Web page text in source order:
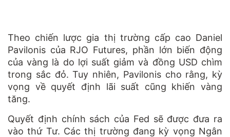
Theo chiến lược gia thị trường cấp cao Daniel
Pavilonis của RJO Futures, phần lớn biến động
của vàng là do lợi suất giảm và đồng USD chìm
trong sắc đỏ. Tuy nhiên, Pavilonis cho rằng, kỳ
vọng về quyết định lãi suất cũng khiến vàng
tăng.
Quyết định chính sách của Fed sẽ được đưa ra
vào thứ Tư. Các thị trường đang kỳ vọng Ngân